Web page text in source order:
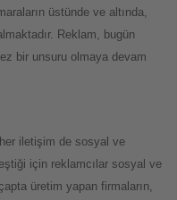
üstünde ve altında,
Reklam, bugün
bir unsuru olmaya devam
iletişim de sosyal ve
için reklamcılar sosyal ve
üretim yapan firmaların,